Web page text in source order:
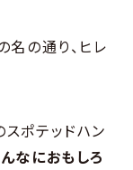
名の通り、ヒレ
ポテッドハン
なにおもしろ